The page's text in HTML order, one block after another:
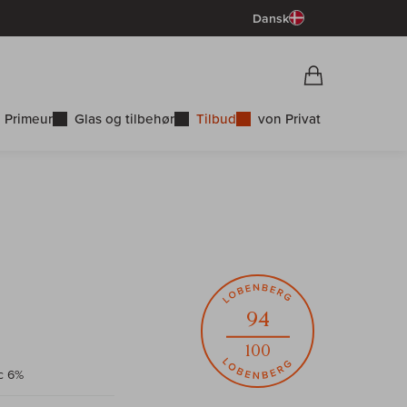
Dansk
Primeur Glas og tilbehør Tilbud von Privat
94
100
6%